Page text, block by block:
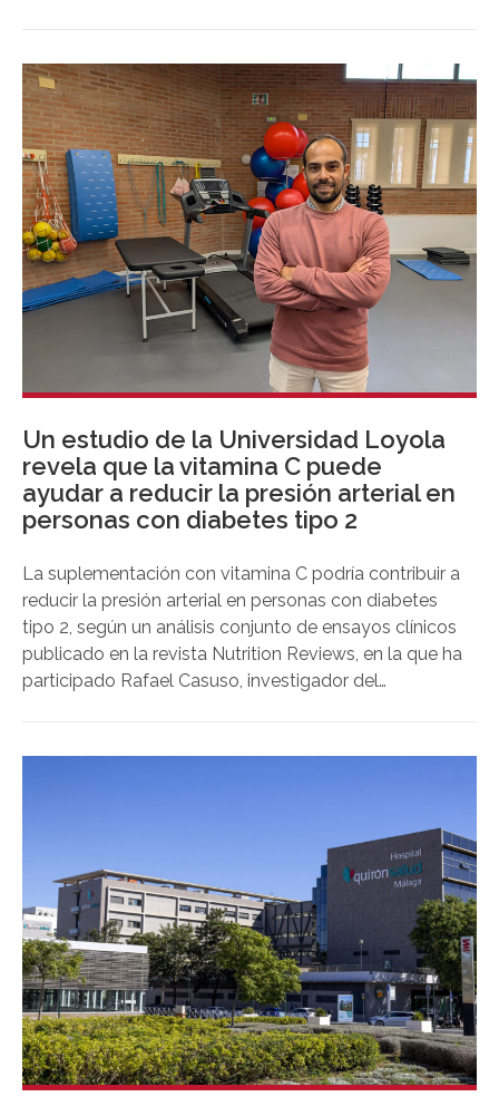
críticas como el litio, el cobalto, el níquel, el
manganeso y el grafito. Además de participar en el
proyecto, la planta piloto de CLC se utilizará para
validar las tecnologías desarrolladas.
Un estudio de la Universidad Loyola
revela que la vitamina C puede
ayudar a reducir la presión arterial en
personas con diabetes tipo 2
La suplementación con vitamina C podría contribuir a
reducir la presión arterial en personas con diabetes
tipo 2, según un análisis conjunto de ensayos clínicos
publicado en la revista Nutrition Reviews, en la que ha
participado Rafael Casuso, investigador del
ensayos clínicos para evaluar cómo la vitamina C, la